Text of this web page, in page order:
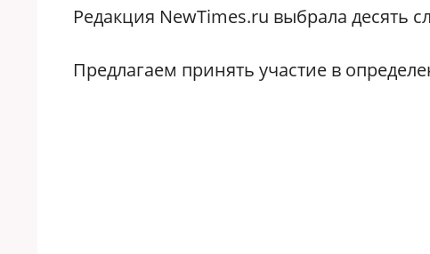
Редакция NewTimes.ru выбрала десять
Предлагаем принять участие в